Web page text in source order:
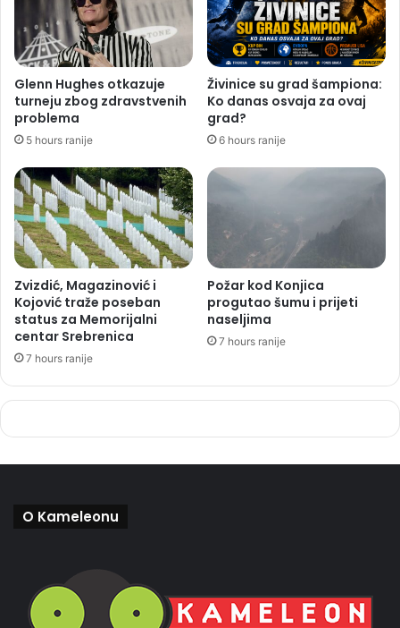
Glenn Hughes otkazuje
turneju zbog zdravstvenih
problema
5 hours ranije
Živinice su grad šampiona:
Ko danas osvaja za ovaj
grad?
6 hours ranije
Zvizdić, Magazinović i
Kojović traže poseban
status za Memorijalni
centar Srebrenica
7 hours ranije
Požar kod Konjica
progutao šumu i prijeti
naseljima
7 hours ranije
O Kameleonu